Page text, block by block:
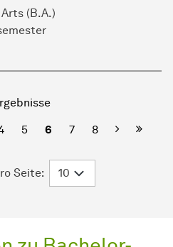
(B.A.)
5 6 7 8 NächsteLetzte
Seite: